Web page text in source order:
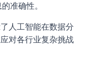
准确性。
人工智能在数据分
对各行业复杂挑战